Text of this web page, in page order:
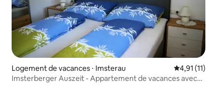
Logement de vacances ⋅ Imsterau Évaluation
4,91 (11)
Imsterberger Auszeit - Appartement de vacances avec